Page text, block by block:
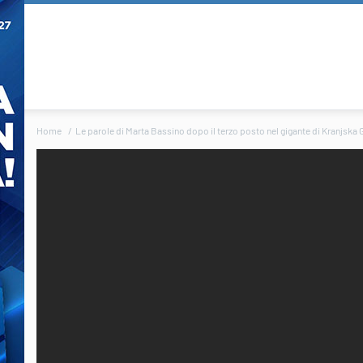
Home Le parole di Marta Bassino dopo il terzo posto nel gigante di Kranjska